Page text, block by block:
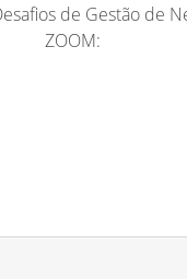
de Gestão de
ZOOM: